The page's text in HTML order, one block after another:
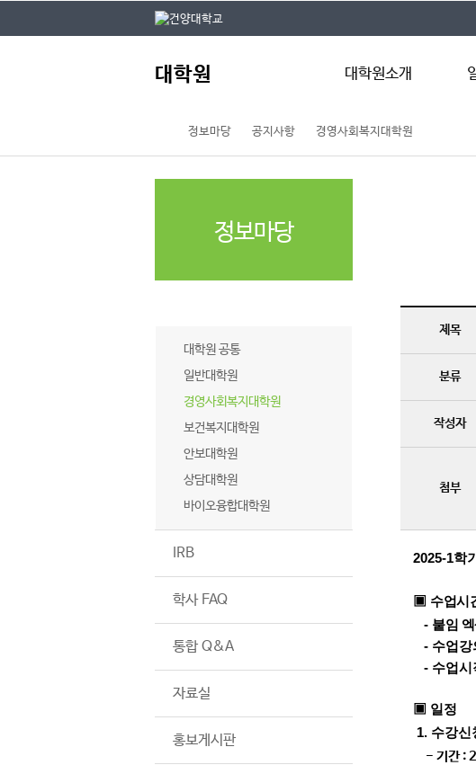
대학원 대학원소개
대학원 개요
대학원장 인사말
전체 학과현황
비
정보마당 공지사항 경영사회복지대학원
정보마당
대학원 공통
일반대학원
경영사회복지대학원
보건복지대학원
안보대학원
상담대학원
바이오융합대학원
IRB
학사 FAQ
통합 Q&A
자료실
홍보게시판
제목
분류
작성자
첨부
2025-1학
▣ 수업시
- 붙임
- 수업강
- 수업시
▣ 일정
1. 수강신
- 기간 :